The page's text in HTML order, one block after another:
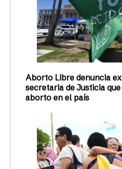
Aborto Libre denuncia
secretaria de Justicia
aborto en el país